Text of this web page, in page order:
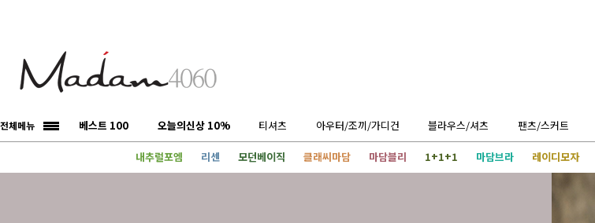
전체메뉴 베스트 100 오늘의신상 10% 티셔츠 아우터/조끼/가디건 블라우스/셔츠 팬츠/스커트
내추럴포엠 리센 모던베이직 클래씨마담 마담블리 1+1+1 마담브라 레이디모자